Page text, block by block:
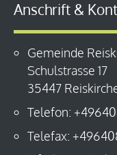
Anschrift &
Gemeinde
Schulstrasse 17
35447
Telefon:
Telefax: